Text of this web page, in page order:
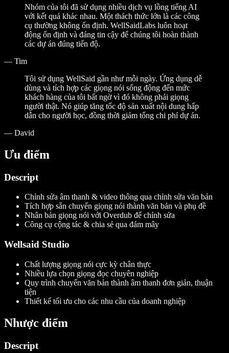
Nhóm của tôi đã sử dụng nhiều dịch vụ lồng tiếng AI
với kết quả khác nhau. Một thách thức lớn là các công
cụ thường không ổn định. WellSaidLabs luôn hoạt
động ổn định và đáng tin cậy để chúng tôi hoàn thành
các dự án đúng tiến độ.
— Tim
Tôi sử dụng WellSaid gần như mỗi ngày. Ứng dụng dễ
dùng và tích hợp các giọng nói sống động đến mức
khách hàng của tôi bất ngờ vì đó không phải giọng
người thật. Nó giúp tăng tốc độ sản xuất nội dung hấp
dẫn cho người học, đồng thời giảm tổng chi phí dự án.
— David
Ưu điểm
Descript
Chỉnh sửa âm thanh & video thông qua chỉnh sửa văn bản
Tích hợp sẵn chuyển giọng nói thành văn bản và phụ đề
Nhân bản giọng nói với Overdub để chỉnh sửa
Công cụ cộng tác & chia sẻ qua đám mây
Wellsaid Studio
Chất lượng giọng nói cực kỳ chân thực
Nhiều lựa chọn giọng đọc chuyên nghiệp
Quy trình chuyển văn bản thành âm thanh đơn giản, thuận
tiện
Thiết kế tối ưu cho các nhu cầu của doanh nghiệp
Nhược điểm
Descript